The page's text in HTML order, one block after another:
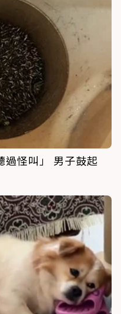
過怪叫」 男子鼓起